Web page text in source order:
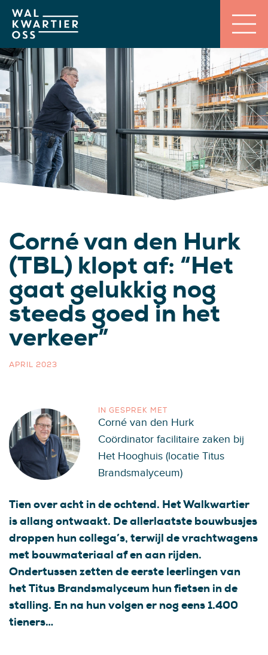
Corné van den Hurk
(TBL) klopt af: “Het
gaat gelukkig nog
steeds goed in het
verkeer”
APRIL 2023
IN GESPREK MET
Corné van den Hurk
Coördinator facilitaire zaken bij
Het Hooghuis (locatie Titus
Brandsmalyceum)
Tien over acht in de ochtend. Het Walkwartier
is allang ontwaakt. De allerlaatste bouwbusjes
droppen hun collega’s, terwijl de vrachtwagens
met bouwmateriaal af en aan rijden.
Ondertussen zetten de eerste leerlingen van
het Titus Brandsmalyceum hun fietsen in de
stalling. En na hun volgen er nog eens 1.400
tieners…